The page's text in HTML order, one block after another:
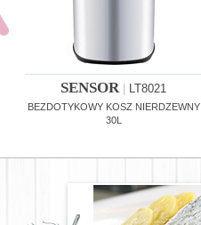
SENSOR| LT8021
BEZDOTYKOWY KOSZ NIERDZEWNY
30L